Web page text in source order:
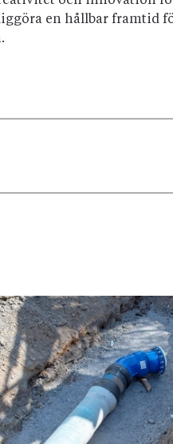
en hållbar framtid